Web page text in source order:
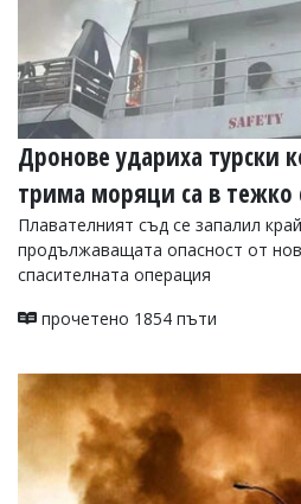
Дронове удариха турски
трима моряци са в тежко
Плавателният съд се запалил
продължаващата опасност от
спасителната операция
прочетено 1854 пъти